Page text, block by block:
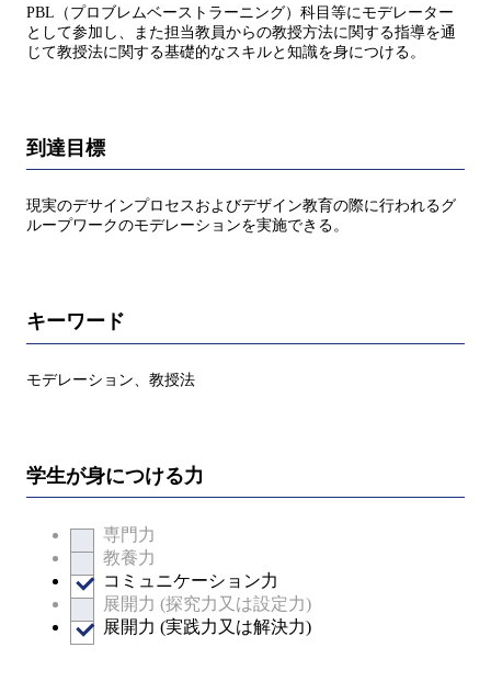
PBL（プロブレムベーストラーニング）科目等にモデレーター
として参加し、また担当教員からの教授方法に関する指導を通
じて教授法に関する基礎的なスキルと知識を身につける。
到達目標
現実のデサインプロセスおよびデザイン教育の際に行われるグ
ループワークのモデレーションを実施できる。
キーワード
モデレーション、教授法
学生が身につける力
専門力
教養力
コミュニケーション力
展開力 (探究力又は設定力)
展開力 (実践力又は解決力)